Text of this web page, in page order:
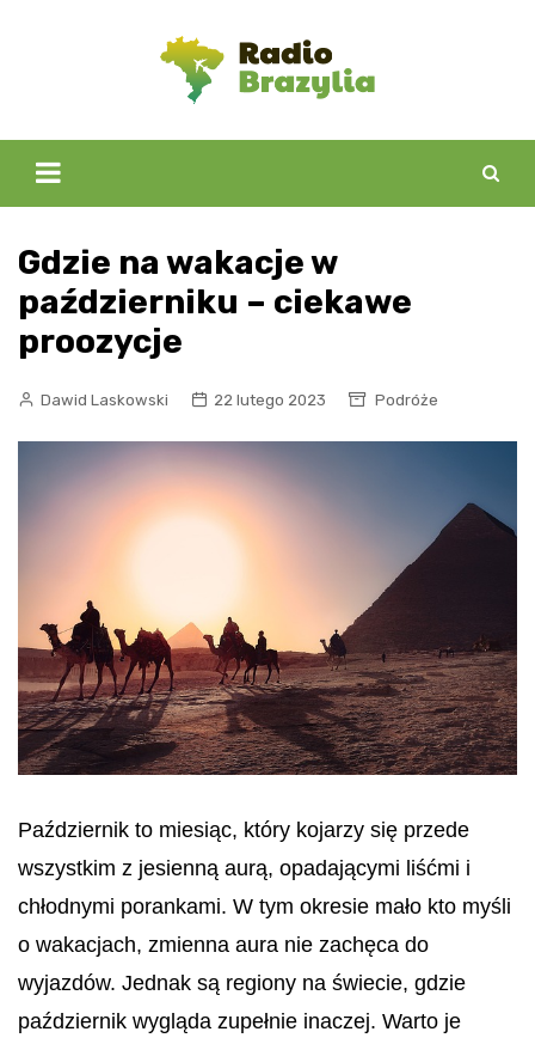
Gdzie na wakacje w
październiku – ciekawe
proozycje
Dawid Laskowski 22 lutego 2023 Podróże
Październik to miesiąc, który kojarzy się przede
wszystkim z jesienną aurą, opadającymi liśćmi i
chłodnymi porankami. W tym okresie mało kto myśli
o wakacjach, zmienna aura nie zachęca do
wyjazdów. Jednak są regiony na świecie, gdzie
październik wygląda zupełnie inaczej. Warto je